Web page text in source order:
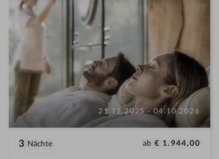
21.12.2025 - 04.10.2026
3 Nächte ab € 1.944,00